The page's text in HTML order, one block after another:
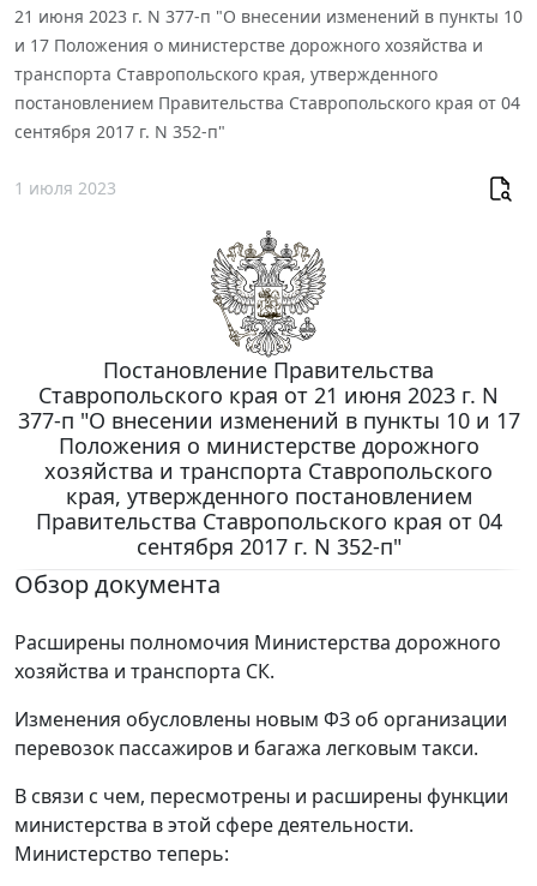
21 июня 2023 г. N 377-п "О внесении изменений в пункты 10
и 17 Положения о министерстве дорожного хозяйства и
транспорта Ставропольского края, утвержденного
постановлением Правительства Ставропольского края от 04
сентября 2017 г. N 352-п"
1 июля 2023
Постановление Правительства
Ставропольского края от 21 июня 2023 г. N
377-п "О внесении изменений в пункты 10 и 17
Положения о министерстве дорожного
хозяйства и транспорта Ставропольского
края, утвержденного постановлением
Правительства Ставропольского края от 04
сентября 2017 г. N 352-п"
Обзор документа
Расширены полномочия Министерства дорожного
хозяйства и транспорта СК.
Изменения обусловлены новым ФЗ об организации
перевозок пассажиров и багажа легковым такси.
В связи с чем, пересмотрены и расширены функции
министерства в этой сфере деятельности.
Министерство теперь: